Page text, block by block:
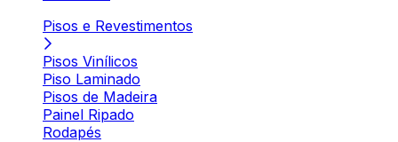
Pisos e Revestimentos
Pisos Vinílicos
Piso Laminado
Pisos de Madeira
Painel Ripado
Rodapés